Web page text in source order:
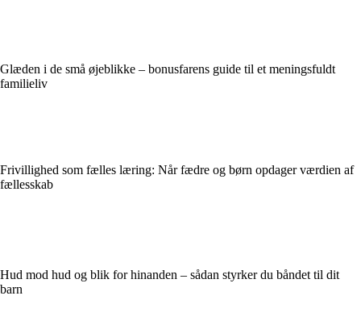
Glæden i de små øjeblikke – bonusfarens guide til et meningsfuldt
familieliv
Frivillighed som fælles læring: Når fædre og børn opdager værdien af
fællesskab
Hud mod hud og blik for hinanden – sådan styrker du båndet til dit
barn